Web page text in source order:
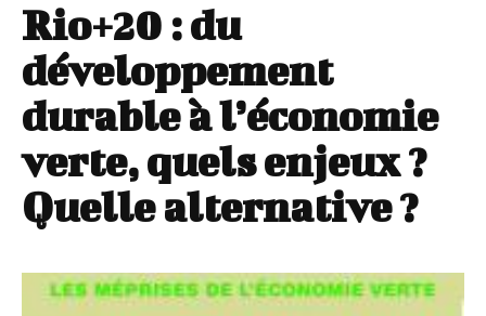
Rio+20 : du
développement
durable à l’économie
verte, quels enjeux ?
Quelle alternative ?